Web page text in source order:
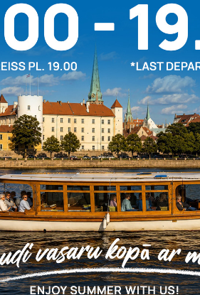
-